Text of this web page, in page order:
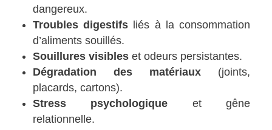
dangereux.
Troubles digestifs liés à la consommation
d’aliments souillés.
Souillures visibles et odeurs persistantes.
Dégradation des matériaux(joints,
placards, cartons).
Stress psychologique et gêne
relationnelle.